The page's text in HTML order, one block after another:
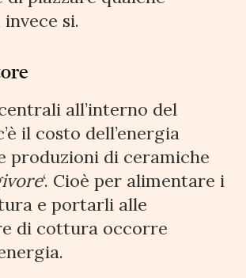
invece si.
all’interno del
il costo dell’energia
produzioni di ceramiche
‘. Cioè per alimentare i
e portarli alle
di cottura occorre